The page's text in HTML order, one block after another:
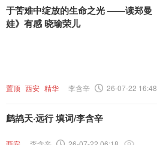
于苦难中绽放的生命之光 ——读郑曼《西安女
娃》有感 晓瑜荣儿
置顶 西安 精华 李含辛 26-07-22 16:48
鹧鸪天·远行 填词/李含辛